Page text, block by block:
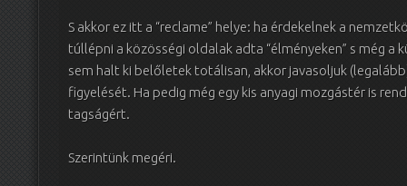
S akkor ez itt a “reclame” helye: ha érdekelnek a
túllépni a közösségi oldalak adta “élményeken” s még a
sem halt ki belőletek totálisan, akkor javasoljuk
figyelését. Ha pedig még egy kis anyagi mozgástér is
tagságért.
Szerintünk megéri.